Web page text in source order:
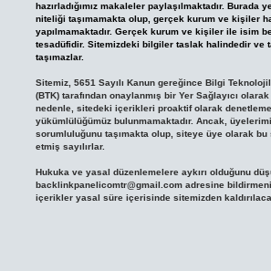
hazırladığımız makaleler paylaşılmaktadır. Burada
niteliği taşımamakta olup, gerçek kurum ve kişiler
yapılmamaktadır. Gerçek kurum ve kişiler ile isim
tesadüfidir. Sitemizdeki bilgiler taslak halindedir ve
taşımazlar.
Sitemiz, 5651 Sayılı Kanun gereğince Bilgi
(BTK) tarafından onaylanmış bir Yer Sağlayıcı
nedenle, sitedeki içerikleri proaktif olarak
yükümlülüğümüz bulunmamaktadır. Ancak,
sorumluluğunu taşımakta olup, siteye üye olarak bu
etmiş sayılırlar.
Hukuka ve yasal düzenlemelere aykırı olduğunu
backlinkpanelicomtr@gmail.comadresine
içerikler yasal süre içerisinde sitemizden